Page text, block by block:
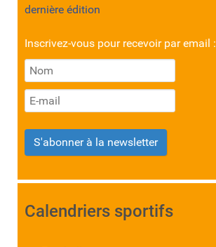
dernière édition
Inscrivez-vous pour recevoir par email :
S'abonner à la newsletter
Calendriers sportifs